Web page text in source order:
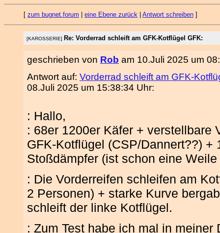
[ zum bugnet.forum eine Ebene zurück Antwort schreiben ]
[KAROSSERIE] Re: Vorderrad schleift am GFK-Kotflügel GFK:
geschrieben von Rob am 10.Juli 2025 um
Antwort auf: Vorderrad schleift am GFK-
08.Juli 2025 um 15:38:34 Uhr:
: Hallo,
: 68er 1200er Käfer + verstellbare
GFK-Kotflügel (CSP/Dannert??) +
Stoßdämpfer (ist schon eine Weile
: Die Vorderreifen schleifen am
2 Personen) + starke Kurve
schleift der linke Kotflügel.
: Zum Test habe ich mal in meiner